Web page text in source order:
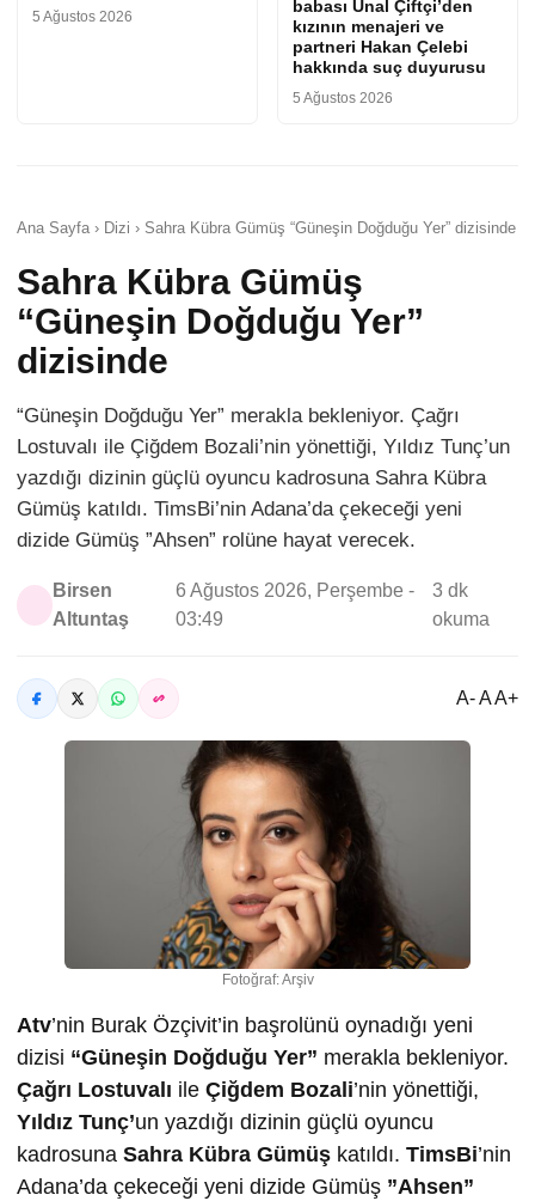
5 Ağustos 2026
babası Ünal Çiftçi’den
kızının menajeri ve
partneri Hakan Çelebi
hakkında suç duyurusu
5 Ağustos 2026
Ana Sayfa › Dizi › Sahra Kübra Gümüş “Güneşin Doğduğu Yer” dizisinde
Sahra Kübra Gümüş
“Güneşin Doğduğu Yer”
dizisinde
“Güneşin Doğduğu Yer” merakla bekleniyor. Çağrı
Lostuvalı ile Çiğdem Bozali’nin yönettiği, Yıldız Tunç’un
yazdığı dizinin güçlü oyuncu kadrosuna Sahra Kübra
Gümüş katıldı. TimsBi’nin Adana’da çekeceği yeni
dizide Gümüş ”Ahsen” rolüne hayat verecek.
Birsen
Altuntaş
6 Ağustos 2026, Perşembe -
03:49
3 dk
okuma
A- A A+
Fotoğraf: Arşiv
Atv’nin Burak Özçivit’in başrolünü oynadığı yeni
dizisi “Güneşin Doğduğu Yer” merakla bekleniyor.
Çağrı Lostuvalı ile Çiğdem Bozali’nin yönettiği,
Yıldız Tunç’un yazdığı dizinin güçlü oyuncu
kadrosuna Sahra Kübra Gümüş katıldı. TimsBi’nin
Adana’da çekeceği yeni dizide Gümüş ”Ahsen”